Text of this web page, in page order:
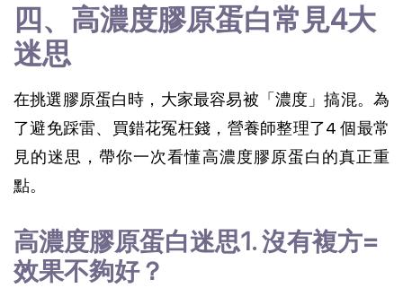
四、高濃度膠原蛋白常見4大
迷思
在挑選膠原蛋白時，大家最容易被「濃度」搞混。為
了避免踩雷、買錯花冤枉錢，營養師整理了4 個最常
見的迷思，帶你一次看懂高濃度膠原蛋白的真正重
點。
高濃度膠原蛋白迷思1. 沒有複方=
效果不夠好？